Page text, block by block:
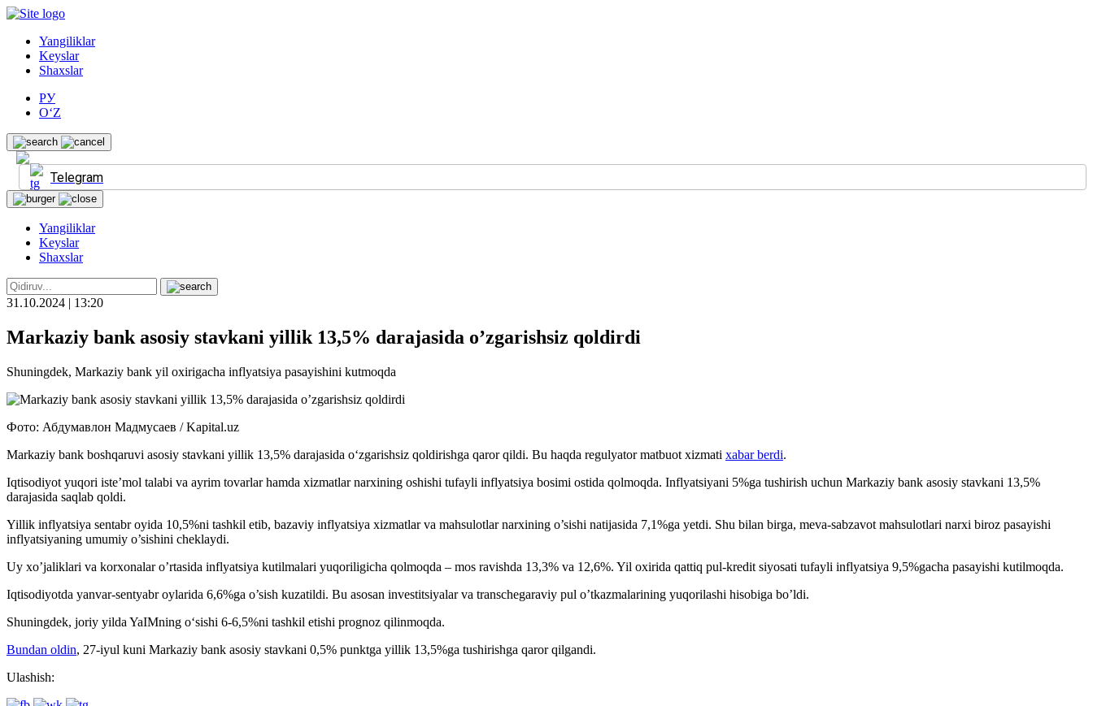
Yangiliklar
Keyslar
Shaxslar
РУ
O‘Z
Telegram
Yangiliklar
Keyslar
Shaxslar
31.10.2024 | 13:20
Markaziy bank asosiy stavkani yillik 13,5% darajasida o’zgarishsiz qoldirdi
Shuningdek, Markaziy bank yil oxirigacha inflyatsiya pasayishini kutmoqda
Фото: Абдумавлон Мадмусаев / Kapital.uz
Markaziy bank boshqaruvi asosiy stavkani yillik 13,5% darajasida o‘zgarishsiz qoldirishga qaror qildi. Bu haqda regulyator matbuot xizmati xabar berdi.
Iqtisodiyot yuqori iste’mol talabi va ayrim tovarlar hamda xizmatlar narxining oshishi tufayli inflyatsiya bosimi ostida qolmoqda. Inflyatsiyani 5%ga tushirish uchun Markaziy bank asosiy stavkani 13,5%
darajasida saqlab qoldi.
Yillik inflyatsiya sentabr oyida 10,5%ni tashkil etib, bazaviy inflyatsiya xizmatlar va mahsulotlar narxining o’sishi natijasida 7,1%ga yetdi. Shu bilan birga, meva-sabzavot mahsulotlari narxi biroz pasayishi
inflyatsiyaning umumiy o’sishini cheklaydi.
Uy xo’jaliklari va korxonalar o’rtasida inflyatsiya kutilmalari yuqoriligicha qolmoqda – mos ravishda 13,3% va 12,6%. Yil oxirida qattiq pul-kredit siyosati tufayli inflyatsiya 9,5%gacha pasayishi kutilmoqda.
Iqtisodiyotda yanvar-sentyabr oylarida 6,6%ga o’sish kuzatildi. Bu asosan investitsiyalar va transchegaraviy pul o’tkazmalarining yuqorilashi hisobiga bo’ldi.
Shuningdek, joriy yilda YaIMning o‘sishi 6-6,5%ni tashkil etishi prognoz qilinmoqda.
Bundan oldin, 27-iyul kuni Markaziy bank asosiy stavkani 0,5% punktga yillik 13,5%ga tushirishga qaror qilgandi.
Ulashish: